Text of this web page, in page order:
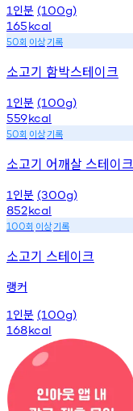
1 인분 (100g)
165kcal
50회 이상기록
소고기 함박스테이크
1 인분 (100g)
559kcal
50회 이상기록
소고기 어깨살 스테이크
1 인분 (300g)
852kcal
100회 이상기록
소고기 스테이크
랭커
1 인분 (100g)
168kcal